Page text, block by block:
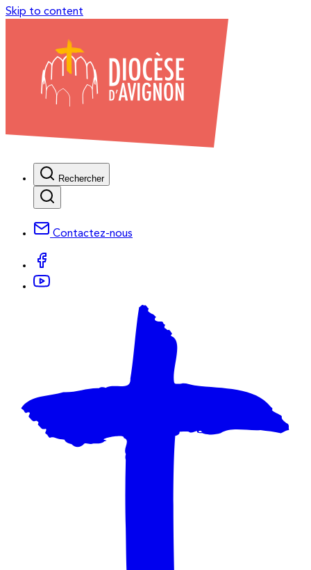
Skip to content
Rechercher
Contactez-nous